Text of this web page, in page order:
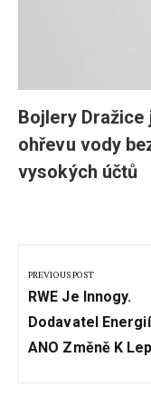
Bojlery
ohřevu vody
vysokých účtů
pro
příspěvek
PREVIOUS POST
Previous
Post:
RWE Je Innogy.
Dodavatel
ANO Změně K